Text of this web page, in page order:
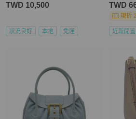
TWD 10,500
狀況良好 本地 免運
TWD
現折
近新閒